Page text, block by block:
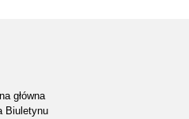
główna
Biuletynu